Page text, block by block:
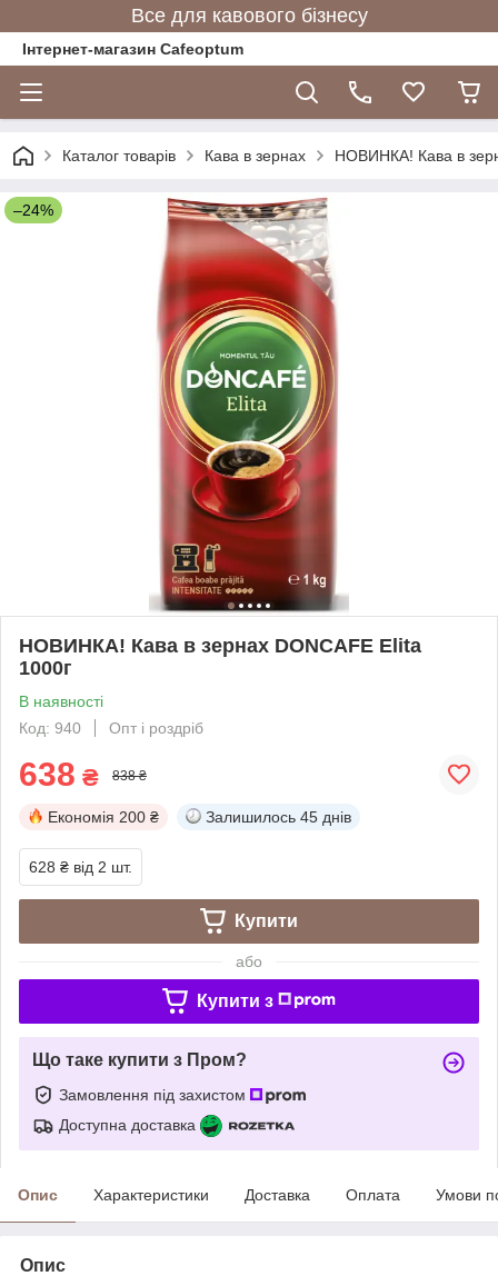
Все для кавового бізнесу
Інтернет-магазин Cafeoptum
Каталог товарів Кава в зернах НОВИНКА! Кава в
–24%
НОВИНКА! Кава в зернах DONCAFE Elita
1000г
В наявності
Код: 940
Опт і роздріб
638 ₴ 838 ₴
Економія 200 ₴ Залишилось 45 днів
628 ₴ від 2 шт.
Купити
або
Купити з
Що таке купити з Пром?
Замовлення під захистом
Доступна доставка
Опис Характеристики Доставка Оплата Умови
Опис